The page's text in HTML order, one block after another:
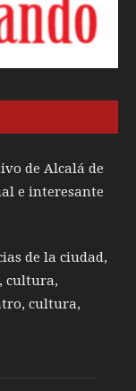
de Alcalá de
e interesante
de la ciudad,
cultura,
cultura,